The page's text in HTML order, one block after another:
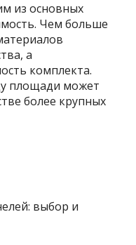
из основных
Чем больше
а
комплекта.
площади может
более крупных